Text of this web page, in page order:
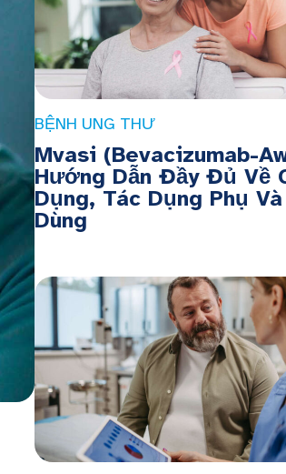
BỆNH UNG THƯ
Mvasi (Bevacizumab-
Hướng Dẫn Đầy Đủ Về
Dụng, Tác Dụng Phụ
Dùng